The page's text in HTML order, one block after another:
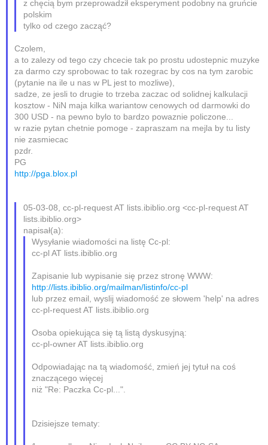
z chęcią bym przeprowadził eksperyment podobny na gruńcie
polskim
tylko od czego zacząć?
Czolem,
a to zalezy od tego czy chcecie tak po prostu udostepnic muzyke
za darmo czy sprobowac to tak rozegrac by cos na tym zarobic
(pytanie na ile u nas w PL jest to mozliwe),
sadze, ze jesli to drugie to trzeba zaczac od solidnej kalkulacji
kosztow - NiN maja kilka wariantow cenowych od darmowki do
300 USD - na pewno bylo to bardzo powaznie policzone...
w razie pytan chetnie pomoge - zapraszam na mejla by tu listy
nie zasmiecac
pzdr.
PG
http://pga.blox.pl
05-03-08, cc-pl-request AT lists.ibiblio.org <cc-pl-request AT
lists.ibiblio.org>
napisał(a):
Wysyłanie wiadomości na listę Cc-pl:
cc-pl AT lists.ibiblio.org
Zapisanie lub wypisanie się przez stronę WWW:
http://lists.ibiblio.org/mailman/listinfo/cc-pl
lub przez email, wyslij wiadomość ze słowem 'help' na adres
cc-pl-request AT lists.ibiblio.org
Osoba opiekująca się tą listą dyskusyjną:
cc-pl-owner AT lists.ibiblio.org
Odpowiadając na tą wiadomość, zmień jej tytuł na coś
znaczącego więcej
niż "Re: Paczka Cc-pl...".
Dzisiejsze tematy: